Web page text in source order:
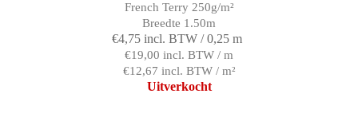
French Terry 250g/m²
Breedte 1.50m
€4,75 incl. BTW / 0,25 m
€19,00 incl. BTW / m
€12,67 incl. BTW / m²
Uitverkocht